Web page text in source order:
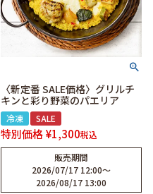
〈新定番 SALE価格〉グリルチ
キンと彩り野菜のパエリア
冷凍 SALE
特別価格¥1,300税込
販売期間
2026/07/17 12:00〜
2026/08/17 13:00